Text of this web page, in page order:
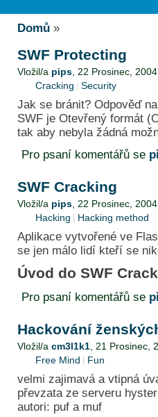
Domů»
SWF Protecting
Vložil/a pips, 22 Prosinec,
Cracking
Security
Jak se bránit? Odpověď
SWF je Otevřený formát
tak aby nebyla žádná
Pro psaní komentářů se
SWF Cracking
Vložil/a pips, 22 Prosinec,
Hacking
Hacking method
Aplikace vytvořené ve
se jen málo lidí kteří se
Úvod do SWF
Pro psaní komentářů se
Hackování
Vložil/a cm3l1k1, 21 Prosinec,
Free Mind
Fun
velmi zajimavá a vtipná
převzata ze serveru
autori: puf a muf